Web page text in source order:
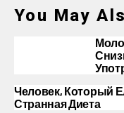
You May
Человек, Который
Странная Диета